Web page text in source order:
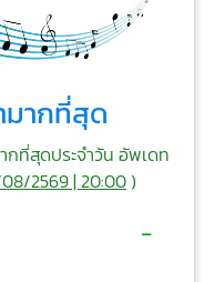
ากที่สุด
ที่สุดประจำวัน อัพเดท
2569 | 20:00)
-